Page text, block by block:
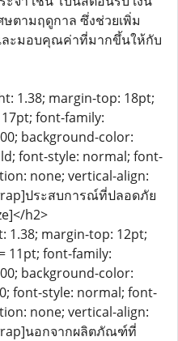
ตามฤดูกาล ซึ่งช่วยเพิ่ม
ละมอบคุณค่าที่มากขึ้นให้กับ
1.38; margin-top: 18pt;
font-family:
background-color:
font-style: normal; font-
none; vertical-align:
ประสบการณ์ที่ปลอดภัย
h2>
1.38; margin-top: 12pt;
11pt; font-family:
background-color:
font-style: normal; font-
none; vertical-align:
นอกจากผลิตภัณฑ์ที่